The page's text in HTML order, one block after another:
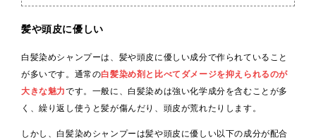
髪や頭皮に優しい
白髪染めシャンプーは、髪や頭皮に優しい成分で作られていること
が多いです。通常の白髪染め剤と比べてダメージを抑えられるのが
大きな魅力です。一般に、白髪染めは強い化学成分を含むことが多
く、繰り返し使うと髪が傷んだり、頭皮が荒れたりします。
しかし、白髪染めシャンプーは髪や頭皮に優しい以下の成分が配合